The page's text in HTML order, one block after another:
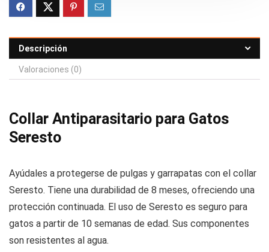
Descripción
Valoraciones (0)
Collar Antiparasitario para Gatos
Seresto
Ayúdales a protegerse de pulgas y garrapatas con el collar
Seresto. Tiene una durabilidad de 8 meses, ofreciendo una
protección continuada. El uso de Seresto es seguro para
gatos a partir de 10 semanas de edad. Sus componentes
son resistentes al agua.